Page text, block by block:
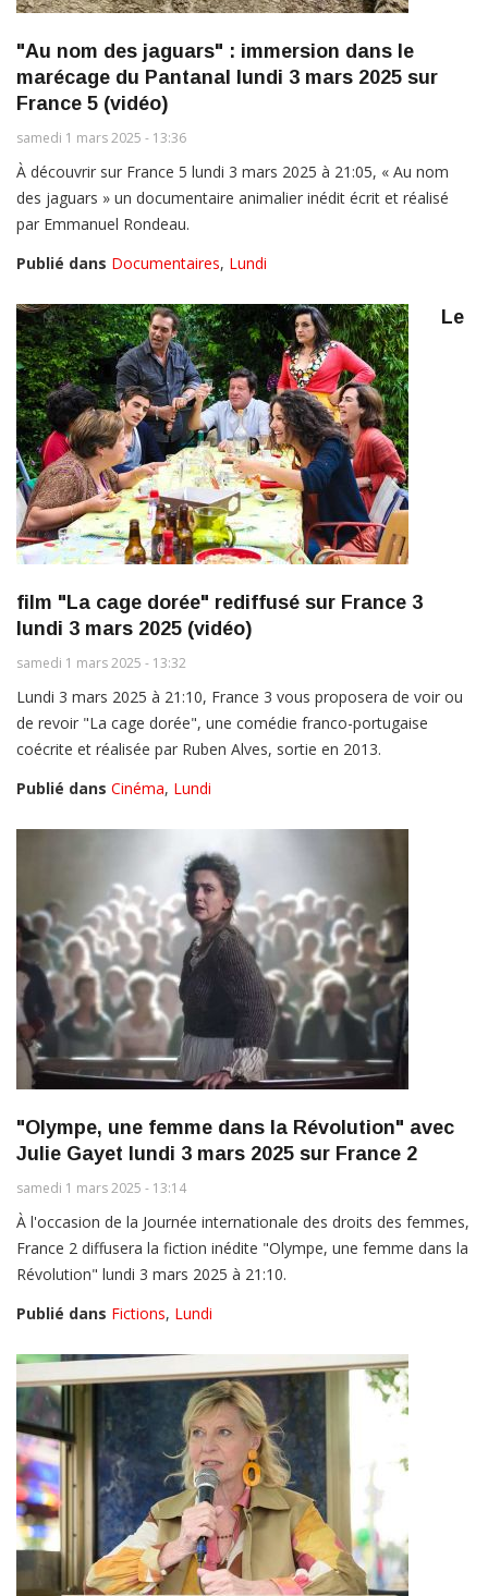
"Au nom des jaguars" : immersion dans le
marécage du Pantanal lundi 3 mars 2025 sur
France 5 (vidéo)
samedi 1 mars 2025 - 13:36
À découvrir sur France 5 lundi 3 mars 2025 à 21:05, « Au nom
des jaguars » un documentaire animalier inédit écrit et réalisé
par Emmanuel Rondeau.
Publié dans Documentaires, Lundi
Le
film "La cage dorée" rediffusé sur France 3
lundi 3 mars 2025 (vidéo)
samedi 1 mars 2025 - 13:32
Lundi 3 mars 2025 à 21:10, France 3 vous proposera de voir ou
de revoir "La cage dorée", une comédie franco-portugaise
coécrite et réalisée par Ruben Alves, sortie en 2013.
Publié dans Cinéma, Lundi
"Olympe, une femme dans la Révolution" avec
Julie Gayet lundi 3 mars 2025 sur France 2
samedi 1 mars 2025 - 13:14
À l'occasion de la Journée internationale des droits des femmes,
France 2 diffusera la fiction inédite "Olympe, une femme dans la
Révolution" lundi 3 mars 2025 à 21:10.
Publié dans Fictions, Lundi